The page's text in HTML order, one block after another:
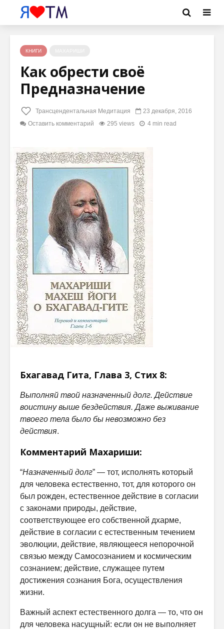
КНИГИ
Как обрести своё
Предназначение
Трансцендентальная Медитация
23 декабря, 2016
Оставить комментарий
295 views 4 min read
Бхагавад Гита, Глава 3, Стих 8:
Выполняй твой назначенный долг. Действие
воистину выше бездействия. Даже выживание
твоего тела было бы невозможно без
действия.
Комментарий Махариши:
“Назначенный долг” — тот, исполнять который
для человека естественно, тот, для которого он
был рожден, естественное действие в согласии
с законами природы, действие,
соответствующее его собственной дхарме,
действие в согласии с естественным течением
эволюции, действие, являющееся непорочной
связью между Самосознанием и космическим
сознанием; действие, служащее путем
достижения сознания Бога, осуществления
жизни.
Важный аспект естественного долга — то, что он
для человека насущный: если он не выполняет